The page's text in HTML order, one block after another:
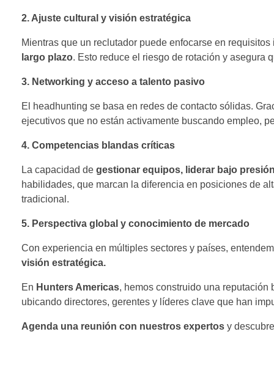
2. Ajuste cultural y visión estratégica
Mientras que un reclutador puede enfocarse en
largo plazo. Esto reduce el riesgo de rotación y asegura
3. Networking y acceso a talento pasivo
El headhunting se basa en redes de contacto sólidas.
ejecutivos que no están activamente buscando empleo,
4. Competencias blandas críticas
La capacidad de gestionar equipos, liderar bajo
habilidades, que marcan la diferencia en posiciones de
tradicional.
5. Perspectiva global y conocimiento de mercado
Con experiencia en múltiples sectores y países,
visión estratégica.
En Hunters Americas, hemos construido una reputación
ubicando directores, gerentes y líderes clave que han
Agenda una reunión con nuestros expertos y